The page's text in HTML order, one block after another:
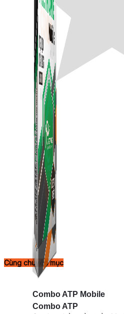
Combo ATP
Combo ATP Mobile
Cùng chuyên mục